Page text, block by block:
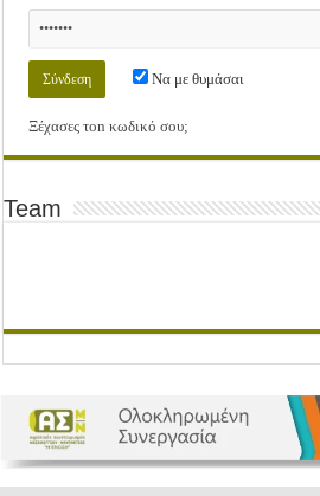
Να με θυμάσαι
Ξέχασες τοn κωδικό σου;
Team